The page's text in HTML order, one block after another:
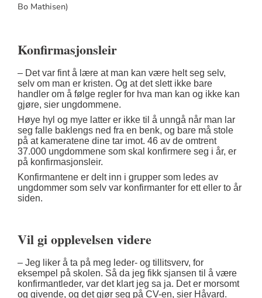
Bo Mathisen)
Konfirmasjonsleir
– Det var fint å lære at man kan være helt seg selv,
selv om man er kristen. Og at det slett ikke bare
handler om å følge regler for hva man kan og ikke kan
gjøre, sier ungdommene.
Høye hyl og mye latter er ikke til å unngå når man lar
seg falle baklengs ned fra en benk, og bare må stole
på at kameratene dine tar imot. 46 av de omtrent
37.000 ungdommene som skal konfirmere seg i år, er
på konfirmasjonsleir.
Konfirmantene er delt inn i grupper som ledes av
ungdommer som selv var konfirmanter for ett eller to år
siden.
Vil gi opplevelsen videre
– Jeg liker å ta på meg leder- og tillitsverv, for
eksempel på skolen. Så da jeg fikk sjansen til å være
konfirmantleder, var det klart jeg sa ja. Det er morsomt
og givende, og det gjør seg på CV-en, sier Håvard.